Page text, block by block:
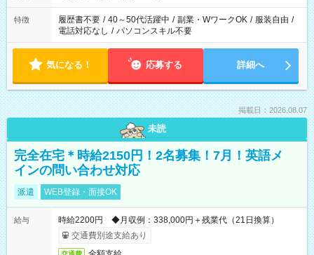
特徴 履歴書不要 / 40～50代活躍中 / 副業・WワークOK / 服装自由 /
電話対応なし / パソコンスキル不要
気になる！ 応募する 詳細へ
掲載日：2026.08.07
未読
完全在宅＊時給2150円！2名募集！7月！英語メ
インの問い合わせ対応
派遣 WEB登録・面接OK
給与
時給2200円 ◆月収例：338,000円＋残業代（21日換算）
交通費別途支給あり